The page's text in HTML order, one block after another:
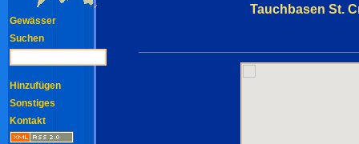
Tauchbasen St.
Gewässer
Suchen
Hinzufügen
Sonstiges
Kontakt